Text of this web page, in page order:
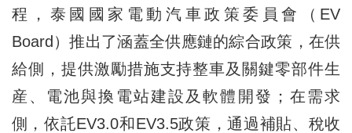
程，泰國國家電動汽車政策委員會（EV
Board）推出了涵蓋全供應鏈的綜合政策，在供
給側，提供激勵措施支持整車及關鍵零部件生
産、電池與換電站建設及軟體開發；在需求
側，依託EV3.0和EV3.5政策，通過補貼、稅收